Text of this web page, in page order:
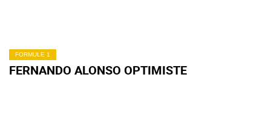
FORMULE 1
FERNANDO ALONSO OPTIMISTE